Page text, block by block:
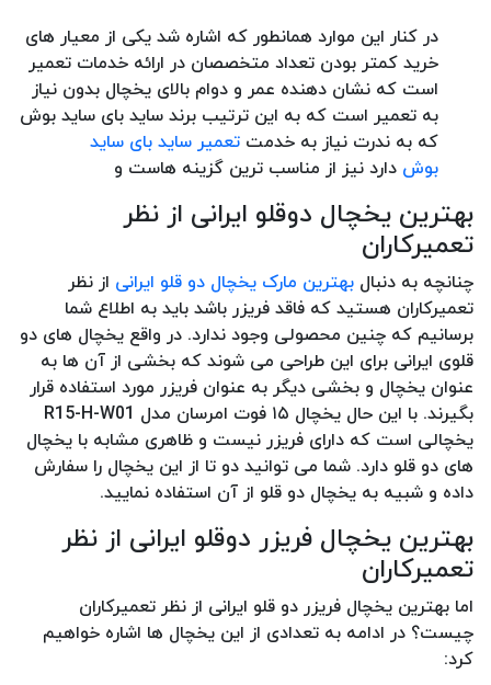
در کنار این موارد همانطور که اشاره شد یکی از معیار های
خرید کمتر بودن تعداد متخصصان در ارائه خدمات تعمیر
است که نشان دهنده عمر و دوام بالای یخچال بدون نیاز
به تعمیر است که به این ترتیب برند ساید بای ساید بوش
که به ندرت نیاز به خدمت تعمیر ساید بای ساید
بوش دارد نیز از مناسب ترین گزینه هاست و
بهترین یخچال دوقلو ایرانی از نظر
تعمیرکاران
چنانچه به دنبال بهترین مارک یخچال دو قلو ایرانی از نظر
تعمیرکاران هستید که فاقد فریزر باشد باید به اطلاع شما
برسانیم که چنین محصولی وجود ندارد. در واقع یخچال های دو
قلوی ایرانی برای این طراحی می شوند که بخشی از آن ها به
عنوان یخچال و بخشی دیگر به عنوان فریزر مورد استفاده قرار
بگیرند. با این حال یخچال ۱۵ فوت امرسان مدل R15-H-W01
یخچالی است که دارای فریزر نیست و ظاهری مشابه با یخچال
های دو قلو دارد. شما می توانید دو تا از این یخچال را سفارش
داده و شبیه به یخچال دو قلو از آن استفاده نمایید.
بهترین یخچال فریزر دوقلو ایرانی از نظر
تعمیرکاران
اما بهترین یخچال فریزر دو قلو ایرانی از نظر تعمیرکاران
چیست؟ در ادامه به تعدادی از این یخچال ها اشاره خواهیم
کرد: